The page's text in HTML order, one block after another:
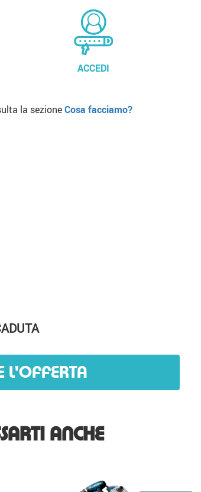
ACCEDI
la sezioneCosa facciamo?
L'OFFERTA
ANCHE